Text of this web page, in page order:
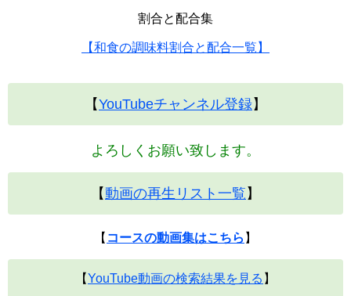
割合と配合集
【和食の調味料割合と配合一覧】
【YouTubeチャンネル登録】
よろしくお願い致します。
【動画の再生リスト一覧 】
【 コースの動画集はこちら 】
【YouTube動画の検索結果を見る 】